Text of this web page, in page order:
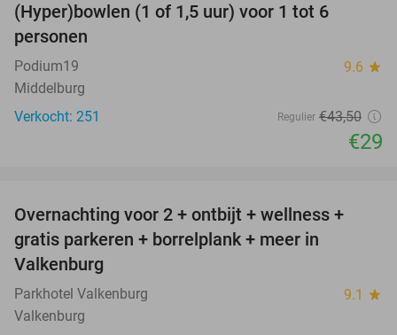
(Hyper)bowlen (1 of 1,5 uur) voor 1 tot 6
personen
Podium19 9.6 star
Middelburg
Verkocht: 251
Regulier €43,50
€29
33%
Overnachting voor 2 + ontbijt + wellness +
gratis parkeren + borrelplank + meer in
Valkenburg
Parkhotel Valkenburg 9.1 star
Valkenburg